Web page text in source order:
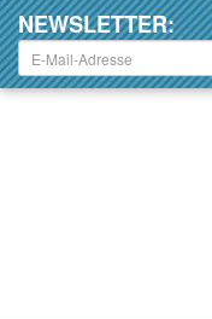
NEWSLETTER: